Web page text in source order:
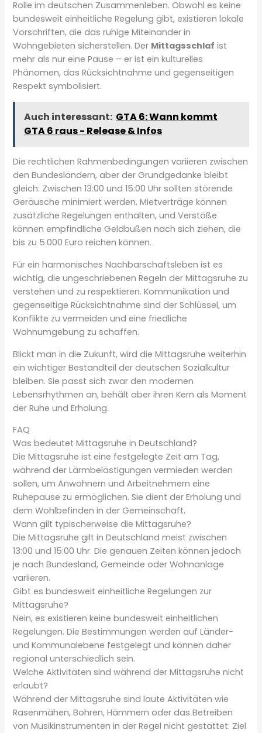
Rolle im deutschen Zusammenleben. Obwohl es keine
bundesweit einheitliche Regelung gibt, existieren lokale
Vorschriften, die das ruhige Miteinander in
Wohngebieten sicherstellen. Der Mittagsschlaf ist
mehr als nur eine Pause – er ist ein kulturelles
Phänomen, das Rücksichtnahme und gegenseitigen
Respekt symbolisiert.
Auch interessant: GTA 6: Wann kommt
GTA 6 raus - Release & Infos
Die rechtlichen Rahmenbedingungen variieren zwischen
den Bundesländern, aber der Grundgedanke bleibt
gleich: Zwischen 13:00 und 15:00 Uhr sollten störende
Geräusche minimiert werden. Mietverträge können
zusätzliche Regelungen enthalten, und Verstöße
können empfindliche Geldbußen nach sich ziehen, die
bis zu 5.000 Euro reichen können.
Für ein harmonisches Nachbarschaftsleben ist es
wichtig, die ungeschriebenen Regeln der Mittagsruhe zu
verstehen und zu respektieren. Kommunikation und
gegenseitige Rücksichtnahme sind der Schlüssel, um
Konflikte zu vermeiden und eine friedliche
Wohnumgebung zu schaffen.
Blickt man in die Zukunft, wird die Mittagsruhe weiterhin
ein wichtiger Bestandteil der deutschen Sozialkultur
bleiben. Sie passt sich zwar den modernen
Lebensrhythmen an, behält aber ihren Kern als Moment
der Ruhe und Erholung.
FAQ
Was bedeutet Mittagsruhe in Deutschland?
Die Mittagsruhe ist eine festgelegte Zeit am Tag,
während der Lärmbelästigungen vermieden werden
sollen, um Anwohnern und Arbeitnehmern eine
Ruhepause zu ermöglichen. Sie dient der Erholung und
dem Wohlbefinden in der Gemeinschaft.
Wann gilt typischerweise die Mittagsruhe?
Die Mittagsruhe gilt in Deutschland meist zwischen
13:00 und 15:00 Uhr. Die genauen Zeiten können jedoch
je nach Bundesland, Gemeinde oder Wohnanlage
variieren.
Gibt es bundesweit einheitliche Regelungen zur
Mittagsruhe?
Nein, es existieren keine bundesweit einheitlichen
Regelungen. Die Bestimmungen werden auf Länder-
und Kommunalebene festgelegt und können daher
regional unterschiedlich sein.
Welche Aktivitäten sind während der Mittagsruhe nicht
erlaubt?
Während der Mittagsruhe sind laute Aktivitäten wie
Rasenmähen, Bohren, Hämmern oder das Betreiben
von Musikinstrumenten in der Regel nicht gestattet. Ziel